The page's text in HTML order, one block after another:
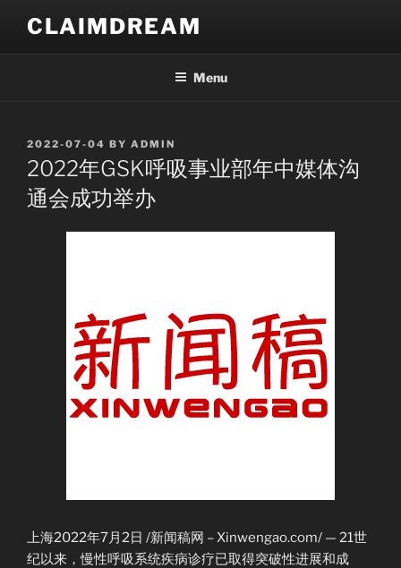
content
CLAIMDREAM
Menu
POSTED
ON
2022-07-04 BY ADMIN
2022年GSK呼吸事业部年中媒体沟
通会成功举办
上海2022年7月2日 /新闻稿网 – Xinwengao.com/ — 21世
纪以来，慢性呼吸系统疾病诊疗已取得突破性进展和成